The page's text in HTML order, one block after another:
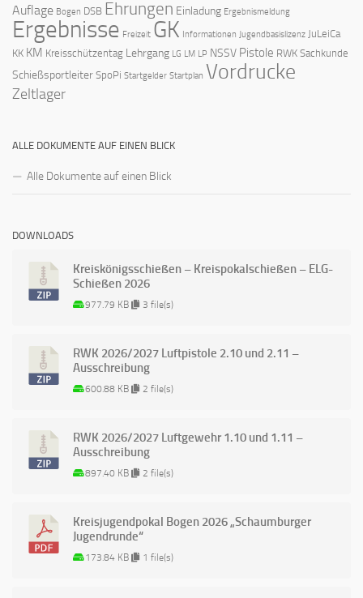
Auflage Bogen DSB Ehrungen Einladung Ergebnismeldung
Ergebnisse Freizeit GK Informationen Jugendbasislizenz JuLeiCa
KK KM Kreisschützentag Lehrgang LG LM LP NSSV Pistole RWK Sachkunde
Schießsportleiter SpoPi Startgelder Startplan Vordrucke
Zeltlager
ALLE DOKUMENTE AUF EINEN BLICK
Alle Dokumente auf einen Blick
DOWNLOADS
Kreiskönigsschießen – Kreispokalschießen – ELG-
Schießen 2026
977.79 KB 3 file(s)
RWK 2026/2027 Luftpistole 2.10 und 2.11 –
Ausschreibung
600.88 KB 2 file(s)
RWK 2026/2027 Luftgewehr 1.10 und 1.11 –
Ausschreibung
897.40 KB 2 file(s)
Kreisjugendpokal Bogen 2026 „Schaumburger
Jugendrunde“
173.84 KB 1 file(s)